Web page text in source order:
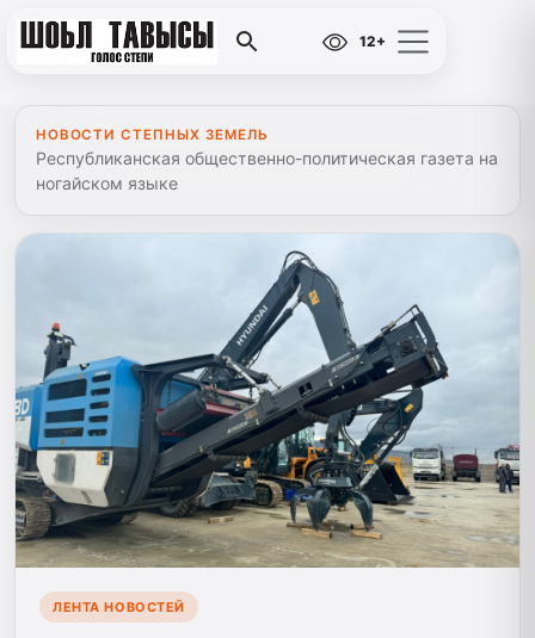
12+
НОВОСТИ СТЕПНЫХ ЗЕМЕЛЬ
Республиканская общественно-политическая газета на
ногайском языке
ЛЕНТА НОВОСТЕЙ